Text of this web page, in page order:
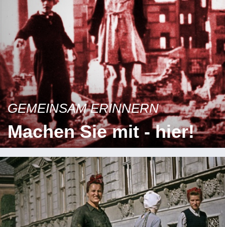
GEMEINSAM ERINNERN
Machen Sie mit - hier!